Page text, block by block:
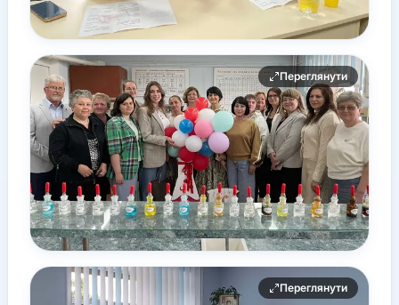
Переглянути
Переглянути